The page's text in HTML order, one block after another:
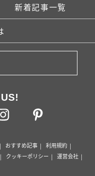
新着記事一覧
おすすめ記事
利用規約
クッキーポリシー
運営会社